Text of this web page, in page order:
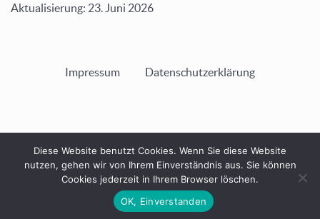
Aktualisierung: 23. Juni 2026
Impressum Datenschutzerklärung
NACH OBEN
Diese Website benutzt Cookies. Wenn Sie diese Website
nutzen, gehen wir von Ihrem Einverständnis aus. Sie können
Cookies jederzeit in Ihrem Browser löschen.
OK, Einverstanden